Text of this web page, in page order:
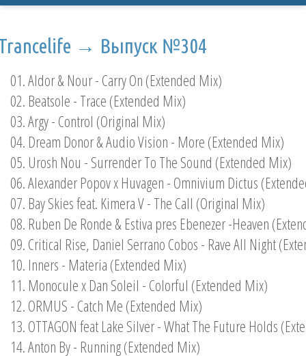
→ Выпуск №304
01. Aldor & Nour - Carry On (Extended Mix)
02. Beatsole - Trace (Extended Mix)
03. Argy - Control (Original Mix)
04. Dream Donor & Audio Vision - More (Extended Mix)
05. Urosh Nou - Surrender To The Sound (Extended Mix)
06. Alexander Popov x Huvagen - Omnivium Dictus
07. Bay Skies feat. Kimera V - The Call (Original Mix)
08. Ruben De Ronde & Estiva pres Ebenezer -Heaven
09. Critical Rise, Daniel Serrano Cobos - Rave All Night
10. Inners - Materia (Extended Mix)
11. Monocule x Dan Soleil - Colorful (Extended Mix)
12. ORMUS - Catch Me (Extended Mix)
13. OTTAGON feat Lake Silver - What The Future Holds
14. Anton By - Running (Extended Mix)